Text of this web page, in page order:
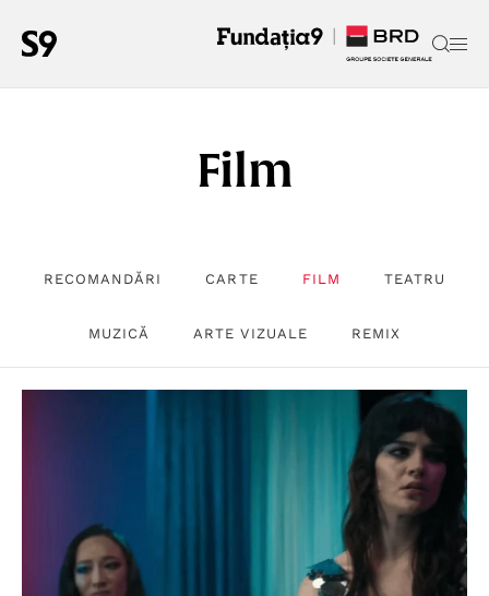
Film
RECOMANDĂRI CARTE FILM TEATRU
MUZICĂ ARTE VIZUALE REMIX